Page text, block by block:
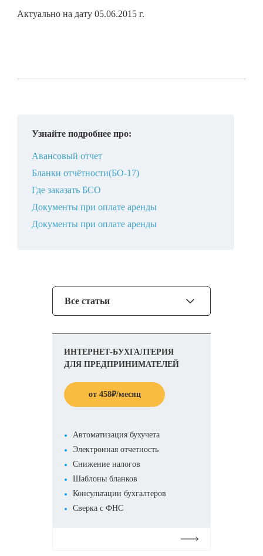
Актуально на дату 05.06.2015 г.
Узнайте подробнее про:
Авансовый отчет
Бланки отчётности(БО-17)
Где заказать БСО
Документы при оплате аренды
Документы при оплате аренды
Все статьи
ИНТЕРНЕТ-БУХГАЛТЕРИЯ
ДЛЯ ПРЕДПРИНИМАТЕЛЕЙ
от 458₽/месяц
Автоматизация бухучета
Электронная отчетность
Снижение налогов
Шаблоны бланков
Консультации бухгалтеров
Сверка с ФНС